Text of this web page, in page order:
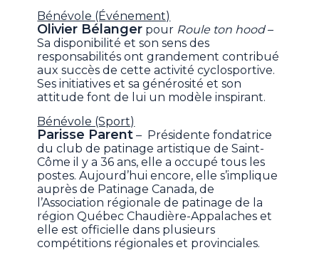
Bénévole (Événement)
Olivier Bélanger pour Roule ton hood–
Sa disponibilité et son sens des
responsabilités ont grandement contribué
aux succès de cette activité cyclosportive.
Ses initiatives et sa générosité et son
attitude font de lui un modèle inspirant.
Bénévole (Sport)
Parisse Parent – Présidente fondatrice
du club de patinage artistique de Saint-
Côme il y a 36 ans, elle a occupé tous les
postes. Aujourd’hui encore, elle s’implique
auprès de Patinage Canada, de
l’Association régionale de patinage de la
région Québec Chaudière-Appalaches et
elle est officielle dans plusieurs
compétitions régionales et provinciales.